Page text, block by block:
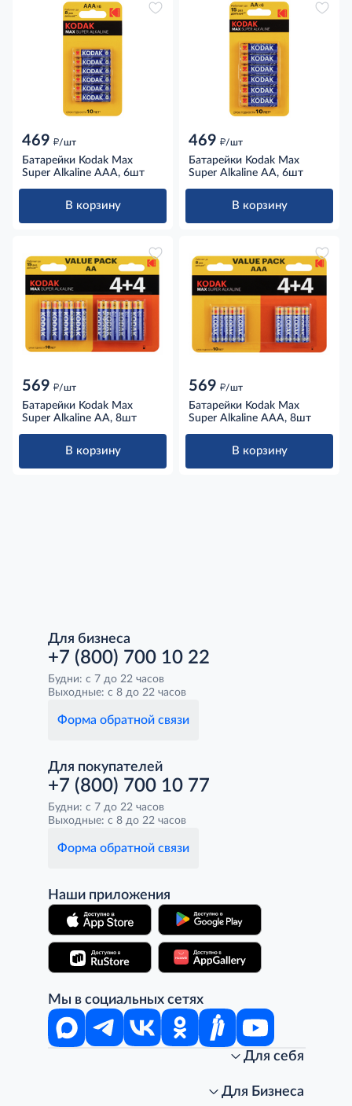
469 д/шт
Батарейки Kodak Max
Super Alkaline AAA, 6шт
В корзину
469 д/шт
Батарейки Kodak Max
Super Alkaline AA, 6шт
В корзину
569 д/шт
Батарейки Kodak Max
Super Alkaline AA, 8шт
В корзину
569 д/шт
Батарейки Kodak Max
Super Alkaline AAA, 8шт
В корзину
Для бизнеса
+7 (800) 700 10 22
Будни: с 7 до 22 часов
Выходные: с 8 до 22 часов
Форма обратной связи
Для покупателей
+7 (800) 700 10 77
Будни: с 7 до 22 часов
Выходные: с 8 до 22 часов
Форма обратной связи
Наши приложения
Мы в социальных сетях
Для себя
Стань клиентом METRO
Для Бизнеса